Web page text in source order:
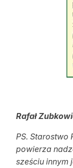
Rafał
PS. Starostwo
powierza
sześciu innym